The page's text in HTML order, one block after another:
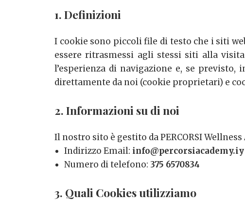
1. Definizioni
I cookie sono piccoli file di testo che i siti
essere ritrasmessi agli stessi siti alla
l’esperienza di navigazione e, se
direttamente da noi (cookie proprietari) e
2. Informazioni su di noi
Il nostro sito è gestito da PERCORSI Wellness
Indirizzo Email: info@percorsiacademy.iy
Numero di telefono: 375 6570834
3. Quali Cookies utilizziamo